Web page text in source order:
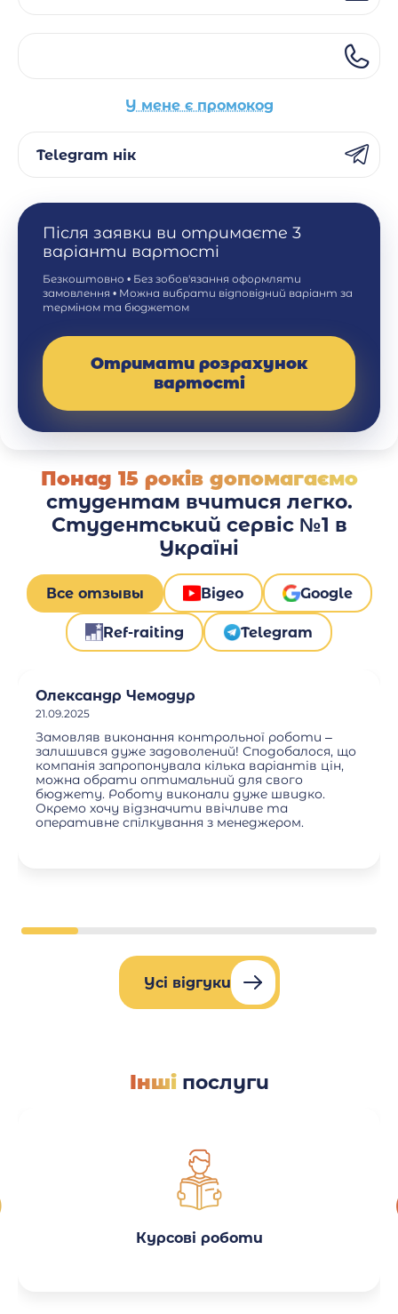
У мене є промокод
Telegram нік
Після заявки ви отримаєте 3
варіанти вартості
Безкоштовно • Без зобов'язання оформляти
замовлення • Можна вибрати відповідний варіант за
терміном та бюджетом
Отримати розрахунок
вартості
Понад 15 років допомагаємо
студентам вчитися легко.
Студентський сервіс №1 в
Україні
Все отзывы Відео Google
Ref-raiting Telegram
Олександр Чемодур
21.09.2025
Замовляв виконання контрольної роботи –
залишився дуже задоволений! Сподобалося, що
компанія запропонувала кілька варіантів цін,
можна обрати оптимальний для свого
бюджету. Роботу виконали дуже швидко.
Окремо хочу відзначити ввічливе та
оперативне спілкування з менеджером.
Усі відгуки
Іншіпослуги
Курсові роботи